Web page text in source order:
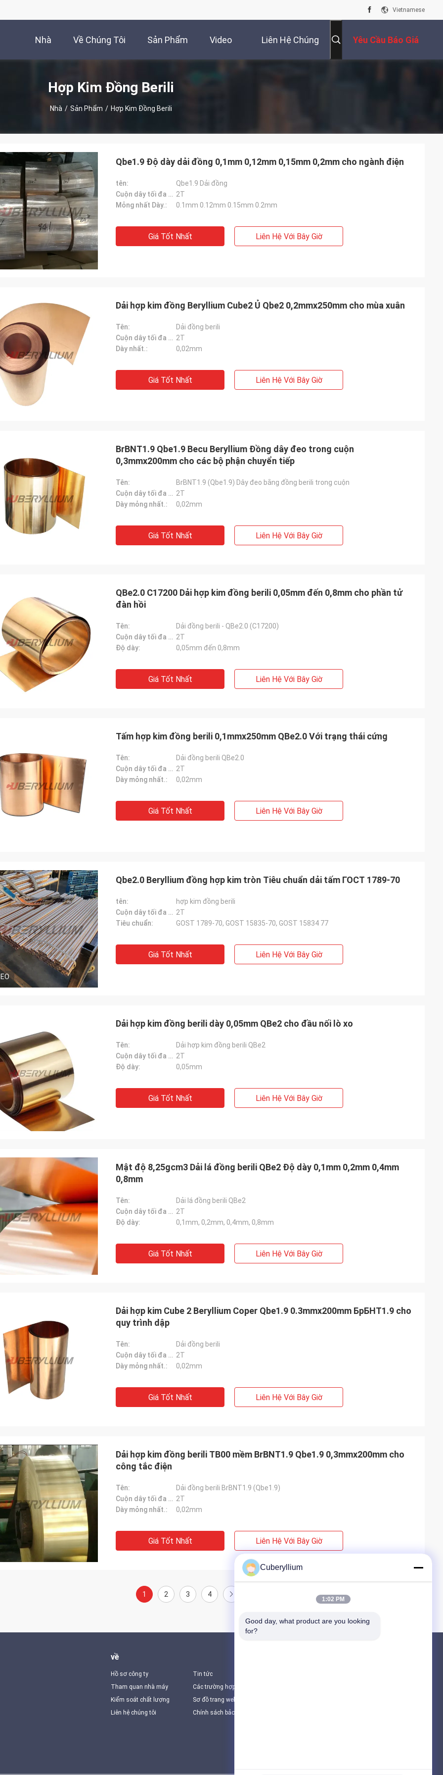
Vietnamese
Nhà Về Chúng Tôi Sản Phẩm Video Liên Hệ Chúng Yêu Cầu Báo Giá
Hợp Kim Đồng Berili
Nhà / Sản Phẩm / Hợp Kim Đồng Berili
Qbe1.9 Độ dày dải đồng 0,1mm 0,12mm 0,15mm 0,2mm cho ngành điện
tên:
Qbe1.9 Dải đồng
Cuộn dây tối đa Wt.: 2T
Mỏng nhất Dày.:
0.1mm 0.12mm 0.15mm 0.2mm
Giá Tốt Nhất Liên Hệ Với Bây Giờ
Dải hợp kim đồng Beryllium Cube2 Ủ Qbe2 0,2mmx250mm cho mùa xuân
Tên:
Dải đồng berili
Cuộn dây tối đa Wt.: 2T
Dày nhất.:
0,02mm
Giá Tốt Nhất Liên Hệ Với Bây Giờ
BrBNT1.9 Qbe1.9 Becu Beryllium Đồng dây đeo trong cuộn
0,3mmx200mm cho các bộ phận chuyển tiếp
Tên:
BrBNT1.9 (Qbe1.9) Dây đeo bằng đồng berili trong cuộn
Cuộn dây tối đa Wt.: 2T
Dày mỏng nhất.:
0,02mm
Giá Tốt Nhất Liên Hệ Với Bây Giờ
QBe2.0 C17200 Dải hợp kim đồng berili 0,05mm đến 0,8mm cho phần tử
đàn hồi
Tên:
Dải đồng berili - QBe2.0 (C17200)
Cuộn dây tối đa Wt.: 2T
Độ dày:
0,05mm đến 0,8mm
Giá Tốt Nhất Liên Hệ Với Bây Giờ
Tấm hợp kim đồng berili 0,1mmx250mm QBe2.0 Với trạng thái cứng
Tên:
Dải đồng berili QBe2.0
Cuộn dây tối đa Wt.: 2T
Dày mỏng nhất.:
0,02mm
Giá Tốt Nhất Liên Hệ Với Bây Giờ
Qbe2.0 Beryllium đồng hợp kim tròn Tiêu chuẩn dải tấm ГОСТ 1789-70
tên:
hợp kim đồng berili
Cuộn dây tối đa Wt.: 2T
Tiêu chuẩn:
GOST 1789-70, GOST 15835-70, GOST 15834 77
Giá Tốt Nhất Liên Hệ Với Bây Giờ
Dải hợp kim đồng berili dày 0,05mm QBe2 cho đầu nối lò xo
Tên:
Dải hợp kim đồng berili QBe2
Cuộn dây tối đa Wt.: 2T
Độ dày:
0,05mm
Giá Tốt Nhất Liên Hệ Với Bây Giờ
Mật độ 8,25gcm3 Dải lá đồng berili QBe2 Độ dày 0,1mm 0,2mm 0,4mm
0,8mm
Tên:
Dải lá đồng berili QBe2
Cuộn dây tối đa Wt.: 2T
Độ dày:
0,1mm, 0,2mm, 0,4mm, 0,8mm
Giá Tốt Nhất Liên Hệ Với Bây Giờ
Dải hợp kim Cube 2 Beryllium Coper Qbe1.9 0.3mmx200mm БрБНТ1.9 cho
quy trình dập
Tên:
Dải đồng berili
Cuộn dây tối đa Wt.: 2T
Dày mỏng nhất.:
0,02mm
Giá Tốt Nhất Liên Hệ Với Bây Giờ
Dải hợp kim đồng berili TB00 mềm BrBNT1.9 Qbe1.9 0,3mmx200mm cho
công tắc điện
Tên:
Dải đồng berili BrBNT1.9 (Qbe1.9)
Cuộn dây tối đa Wt.: 2T
Dày mỏng nhất.:
0,02mm
Giá Tốt Nhất Liên Hệ Với Bây Giờ
1 2 3 4
về
Hồ sơ công ty
Tham quan nhà máy
Kiểm soát chất lượng
Liên hệ chúng tôi
Tin tức
Các trường hợp
Sơ đồ trang web
Chính sách bảo mật
Cuberyllium
1:02 PM
Good day, what product are you looking
for?